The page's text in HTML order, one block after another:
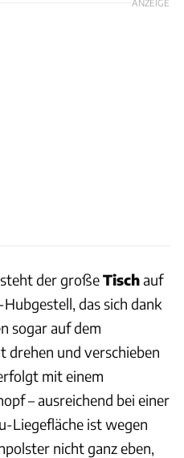
der großeTischauf
das sich dank
sogar auf dem
drehen und verschieben
mit einem
– ausreichend bei einer
Liegefläche ist wegen
nicht ganz eben,